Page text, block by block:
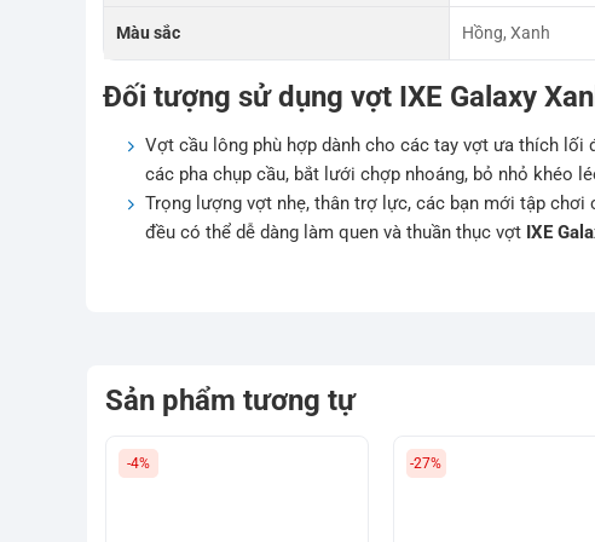
Màu sắc Hồng, Xanh
Đối tượng sử dụng vợt IXE Galaxy
Vợt cầu lông phù hợp dành cho các tay vợt ưa thích
các pha chụp cầu, bắt lưới chợp nhoáng, bỏ nhỏ khéo
Trọng lượng vợt nhẹ, thân trợ lực, các bạn mới tập
đều có thể dễ dàng làm quen và thuần thục vợt IXE
Sản phẩm tương tự
-4% -27%